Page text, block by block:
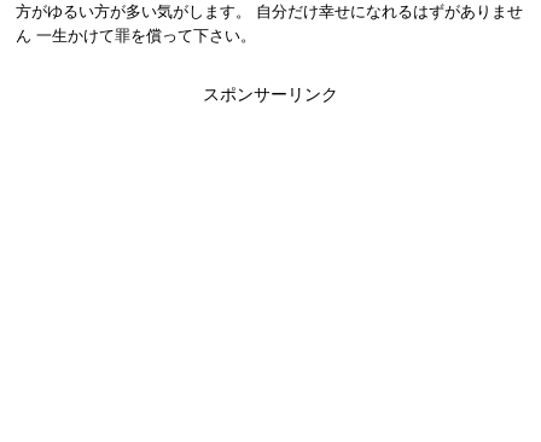
方がゆるい方が多い気がします。 自分だけ幸せになれるはずがありませ
ん 一生かけて罪を償って下さい。
スポンサーリンク